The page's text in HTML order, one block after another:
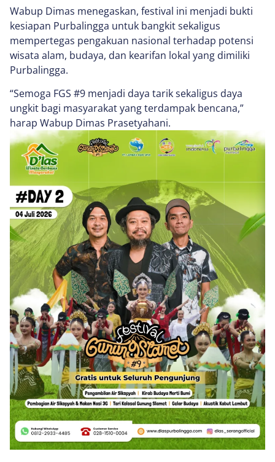
Wabup Dimas menegaskan, festival ini menjadi bukti
kesiapan Purbalingga untuk bangkit sekaligus
mempertegas pengakuan nasional terhadap potensi
wisata alam, budaya, dan kearifan lokal yang dimiliki
Purbalingga.
“Semoga FGS #9 menjadi daya tarik sekaligus daya
ungkit bagi masyarakat yang terdampak bencana,”
harap Wabup Dimas Prasetyahani.